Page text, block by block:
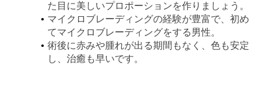
た目に美しいプロポーションを作りましょう。
マイクロブレーディングの経験が豊富で、初め
てマイクロブレーディングをする男性。
術後に赤みや腫れが出る期間もなく、色も安定
し、治癒も早いです。